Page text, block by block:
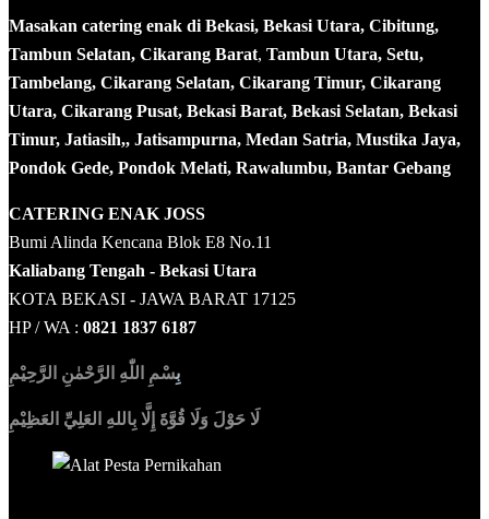
Masakan catering enak di Bekasi, Bekasi Utara, Cibitung,
Tambun Selatan, Cikarang Barat, Tambun Utara, Setu,
Tambelang, Cikarang Selatan, Cikarang Timur, Cikarang
Utara, Cikarang Pusat, Bekasi Barat, Bekasi Selatan, Bekasi
Timur, Jatiasih,, Jatisampurna, Medan Satria, Mustika Jaya,
Pondok Gede, Pondok Melati, Rawalumbu, Bantar Gebang
CATERING ENAK JOSS
Bumi Alinda Kencana Blok E8 No.11
Kaliabang Tengah - Bekasi Utara
KOTA BEKASI - JAWA BARAT 17125
HP / WA : 0821 1837 6187
بِسْمِ اللّٰهِ الرَّحْمٰنِ الرَّحِيْمِ
لَا حَوْلَ وَلَا قُوَّةَ إِلَّا بِاللهِ العَلِيِّ العَظِيْمِ